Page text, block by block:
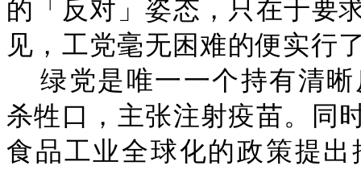
的「反对」姿态，只在于要
见，工党毫无困难的便实行
绿党是唯一一个持有清
杀牲口，主张注射疫苗。同
食品工业全球化的政策提